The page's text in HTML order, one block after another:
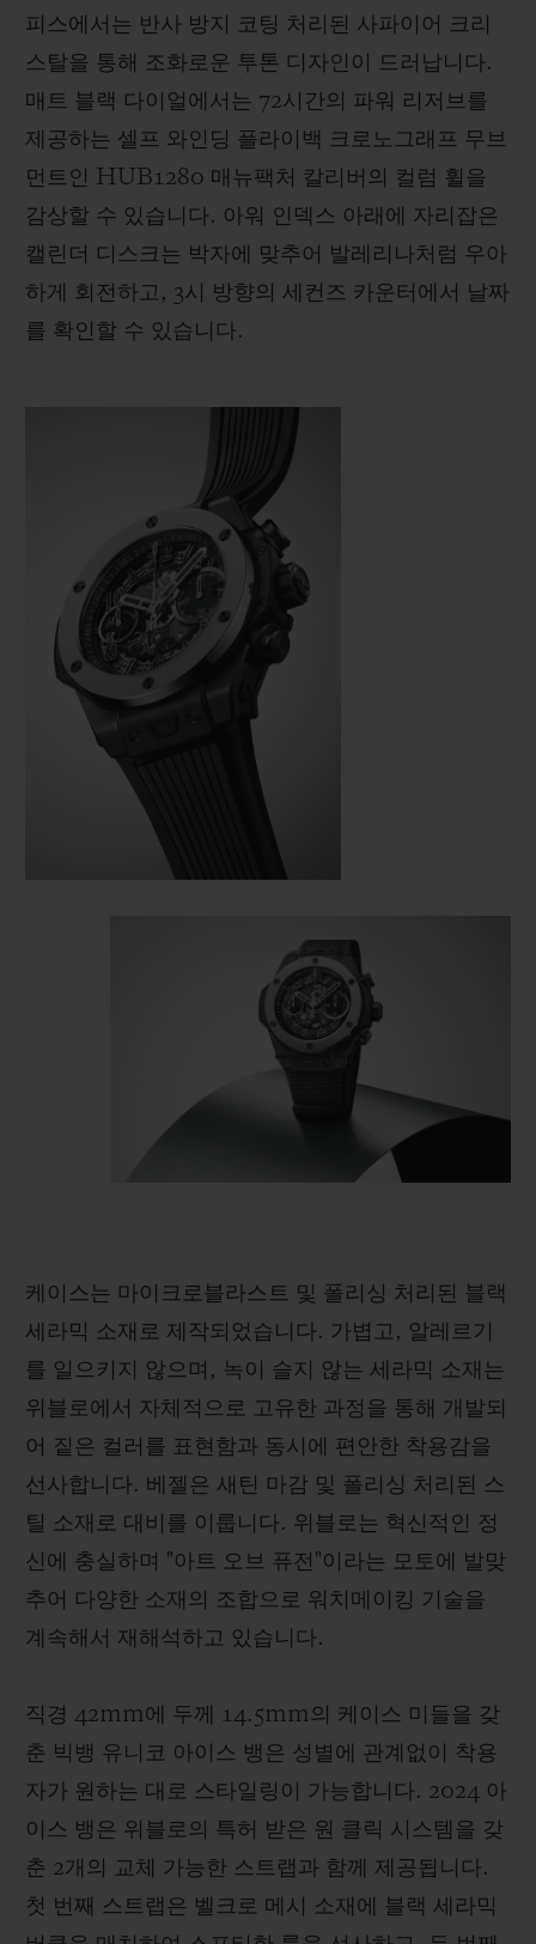
피스에서는 반사 방지 코팅 처리된 사파이어 크리
스탈을 통해 조화로운 투톤 디자인이 드러납니다.
매트 블랙 다이얼에서는 72시간의 파워 리저브를
제공하는 셀프 와인딩 플라이백 크로노그래프 무브
먼트인 HUB1280 매뉴팩처 칼리버의 컬럼 휠을
감상할 수 있습니다. 아워 인덱스 아래에 자리잡은
캘린더 디스크는 박자에 맞추어 발레리나처럼 우아
하게 회전하고, 3시 방향의 세컨즈 카운터에서 날짜
를 확인할 수 있습니다.
케이스는 마이크로블라스트 및 폴리싱 처리된 블랙
세라믹 소재로 제작되었습니다. 가볍고, 알레르기
를 일으키지 않으며, 녹이 슬지 않는 세라믹 소재는
위블로에서 자체적으로 고유한 과정을 통해 개발되
어 짙은 컬러를 표현함과 동시에 편안한 착용감을
선사합니다. 베젤은 새틴 마감 및 폴리싱 처리된 스
틸 소재로 대비를 이룹니다. 위블로는 혁신적인 정
신에 충실하며 "아트 오브 퓨전"이라는 모토에 발맞
추어 다양한 소재의 조합으로 워치메이킹 기술을
계속해서 재해석하고 있습니다.
직경 42mm에 두께 14.5mm의 케이스 미들을 갖
춘 빅뱅 유니코 아이스 뱅은 성별에 관계없이 착용
자가 원하는 대로 스타일링이 가능합니다. 2024 아
이스 뱅은 위블로의 특허 받은 원 클릭 시스템을 갖
춘 2개의 교체 가능한 스트랩과 함께 제공됩니다.
첫 번째 스트랩은 벨크로 메시 소재에 블랙 세라믹